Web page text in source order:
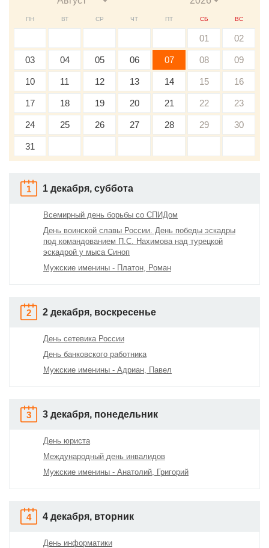
ПН ВТ СР ЧТ ПТ СБ ВС
01 02
03 04 05 06 07 08 09
10 11 12 13 14 15 16
17 18 19 20 21 22 23
24 25 26 27 28 29 30
31
1 1 декабря, суббота
Всемирный день борьбы со СПИДом
День воинской славы России. День победы эскадры
под командованием П.С. Нахимова над турецкой
эскадрой у мыса Синоп
Мужские именины - Платон, Роман
2 2 декабря, воскресенье
День сетевика России
День банковского работника
Мужские именины - Адриан, Павел
3 3 декабря, понедельник
День юриста
Международный день инвалидов
Мужские именины - Анатолий, Григорий
4 4 декабря, вторник
День информатики